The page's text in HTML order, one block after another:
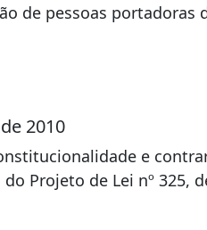
de pessoas portadoras
2010
e
Projeto de Lei nº 325,